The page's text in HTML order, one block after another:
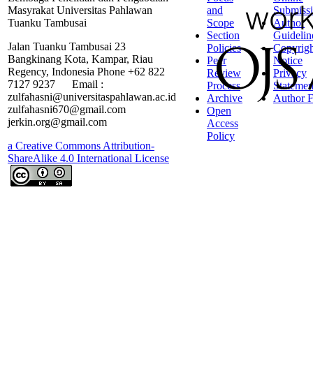
Masyrakat Universitas Pahlawan
Tuanku Tambusai
Jalan Tuanku Tambusai 23
Bangkinang Kota, Kampar, Riau
Regency, Indonesia Phone +62 822
7127 9237 Email :
zulfahasni@universitaspahlawan.ac.id
zulfahasni670@gmail.com
jerkin.org@gmail.com
a Creative Commons Attribution-
ShareAlike 4.0 International License
and
Scope
Section
Policies
Peer
Review
Process
Archive
Open
Access
Policy
Author
Notice
Privacy
Author